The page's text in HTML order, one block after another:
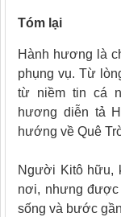
Tóm lại
Hành hương là
phụng vụ. Từ
từ niềm tin cá
hương diễn tả
hướng về Quê
Người Kitô hữu,
nơi, nhưng
sống và bước